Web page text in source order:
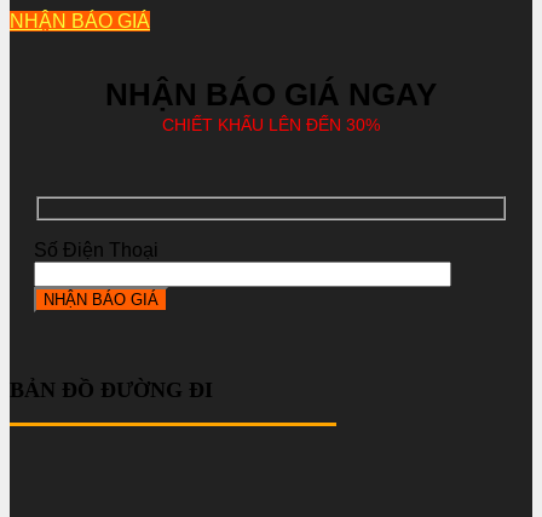
NHẬN BÁO GIÁ
NHẬN BÁO GIÁ NGAY
CHIẾT KHẤU LÊN ĐẾN 30%
Số Điện Thoại
BẢN ĐỒ ĐƯỜNG ĐI